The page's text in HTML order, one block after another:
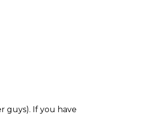
guys). If you have